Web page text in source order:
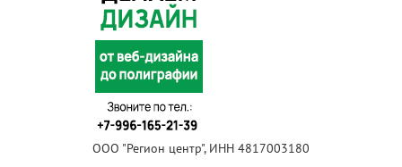
ООО "Регион центр", ИНН 4817003180